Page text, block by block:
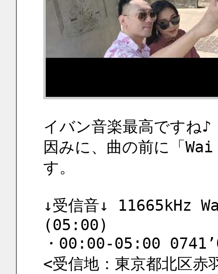
イバン音楽最高ですね♪
因みに、曲の前に「
す。
↓受信音↓ 11665kHz
(05:00)
・00:00-05:00
<受信地：東京都北区